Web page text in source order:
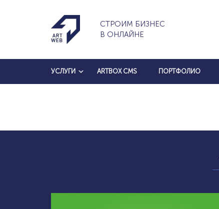
СТРОИМ БИЗНЕС
В ОНЛАЙНЕ
УСЛУГИ ARTBOX CMS ПОРТФОЛИО